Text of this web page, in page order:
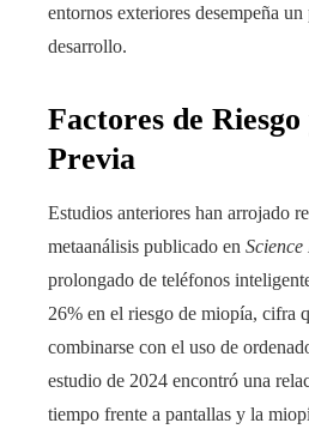
entornos exteriores desempeña
desarrollo.
Factores de
Previa
Estudios anteriores han arrojado
metaanálisis publicado en
prolongado de teléfonos
26% en el riesgo de miopía, cifra
combinarse con el uso de
estudio de 2024 encontró una
tiempo frente a pantallas y la